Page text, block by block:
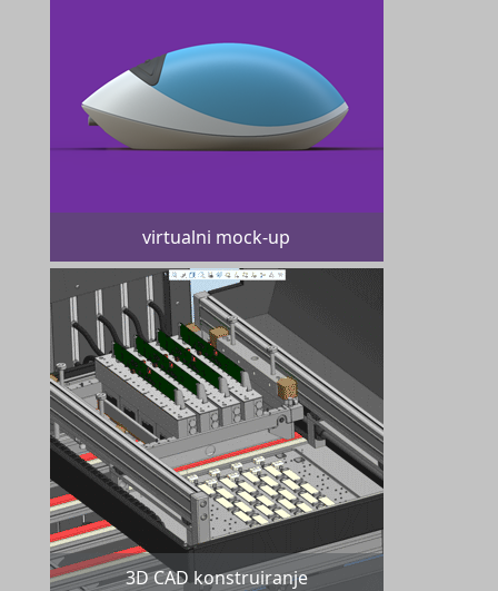
virtualni mock-up
3D CAD konstruiranje